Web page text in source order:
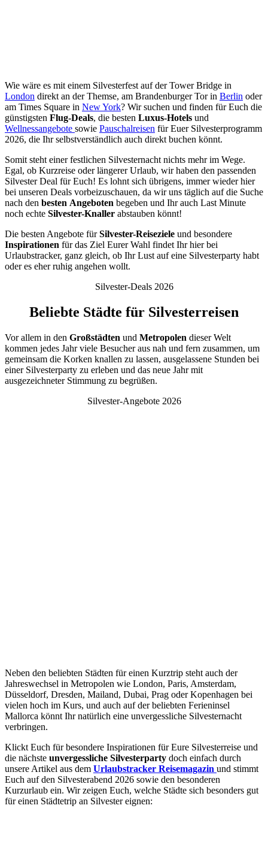
Wie wäre es mit einem Silvesterfest auf der Tower Bridge in
London direkt an der Themse, am Brandenburger Tor in Berlin oder
am Times Square in New York? Wir suchen und finden für Euch die
günstigsten Flug-Deals, die besten Luxus-Hotels und
Wellnessangebote sowie Pauschalreisen für Euer Silvesterprogramm
2026, die Ihr selbstverständlich auch direkt buchen könnt.
Somit steht einer festlichen Silvesternacht nichts mehr im Wege.
Egal, ob Kurzreise oder längerer Urlaub, wir haben den passenden
Silvester Deal für Euch! Es lohnt sich übrigens, immer wieder hier
bei unseren Deals vorbeizuschauen, da wir uns täglich auf die Suche
nach den besten Angeboten begeben und Ihr auch Last Minute
noch echte Silvester-Knaller abstauben könnt!
Die besten Angebote fürSilvester-Reiseziele und besondere
Inspirationen für das Ziel Eurer Wahl findet Ihr hier bei
Urlaubstracker, ganz gleich, ob Ihr Lust auf eine Silvesterparty habt
oder es eher ruhig angehen wollt.
Silvester-Deals 2026
Beliebte Städte für Silvesterreisen
Vor allem in den Großstädten und Metropolen dieser Welt
kommen jedes Jahr viele Besucher aus nah und fern zusammen, um
gemeinsam die Korken knallen zu lassen, ausgelassene Stunden bei
einer Silvesterparty zu erleben und das neue Jahr mit
ausgezeichneter Stimmung zu begrüßen.
Silvester-Angebote 2026
Neben den beliebten Städten für einen Kurztrip steht auch der
Jahreswechsel in Metropolen wie London, Paris, Amsterdam,
Düsseldorf, Dresden, Mailand, Dubai, Prag oder Kopenhagen bei
vielen hoch im Kurs, und auch auf der beliebten Ferieninsel
Mallorca könnt Ihr natürlich eine unvergessliche Silvesternacht
verbringen.
Klickt Euch für besondere Inspirationen für Eure Silvesterreise und
die nächste unvergessliche Silvesterparty doch einfach durch
unsere Artikel aus dem Urlaubstracker Reisemagazin und stimmt
Euch auf den Silvesterabend 2026 sowie den besonderen
Kurzurlaub ein. Wir zeigen Euch, welche Städte sich besonders gut
für einen Städtetrip an Silvester eignen: